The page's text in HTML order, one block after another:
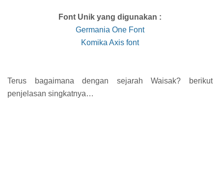
Font Unik yang digunakan :
Germania One Font
Komika Axis font
Terus bagaimana dengan sejarah Waisak? berikut
penjelasan singkatnya…